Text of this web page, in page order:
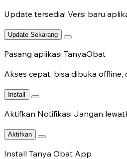
Update tersedia! Versi baru aplikasi
Update Sekarang
Pasang aplikasi TanyaObat
Akses cepat, bisa dibuka
Install
Aktifkan Notifikasi Jangan lewatkan
Aktifkan
Install Tanya Obat App